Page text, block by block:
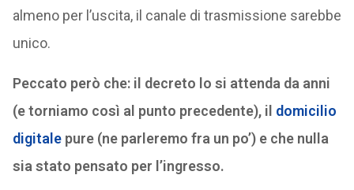
almeno per l’uscita, il canale di trasmissione sarebbe
unico.
Peccato però che: il decreto lo si attenda da anni
(e torniamo così al punto precedente), il domicilio
digitalepure (ne parleremo fra un po’) e che nulla
sia stato pensato per l’ingresso.